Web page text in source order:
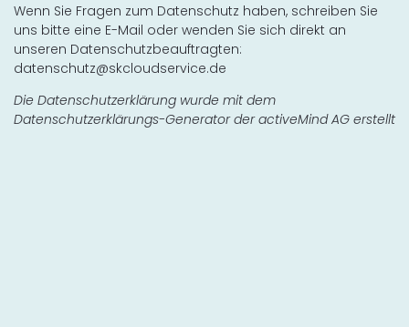
Wenn Sie Fragen zum Datenschutz haben, schreiben Sie
uns bitte eine E-Mail oder wenden Sie sich direkt an
unseren Datenschutzbeauftragten:
datenschutz@skcloudservice.de
Die Datenschutzerklärung wurde mit dem
Datenschutzerklärungs-Generator der activeMind AG erstellt